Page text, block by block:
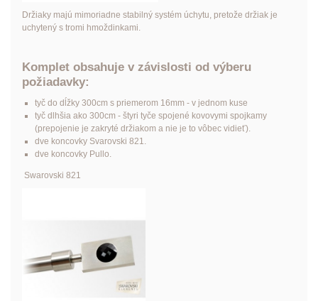
Držiaky majú mimoriadne stabilný systém úchytu, pretože držiak je
uchytený s tromi hmoždinkami.
Komplet obsahuje v závislosti od výberu
požiadavky:
tyč do dĺžky 300cm s priemerom 16mm - v jednom kuse
tyč dlhšia ako 300cm - štyri tyče spojené kovovymi spojkamy
(prepojenie je zakryté držiakom a nie je to vôbec vidieť).
dve koncovky Svarovski 821.
dve koncovky Pullo.
Swarovski 821